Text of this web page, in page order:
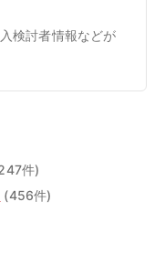
検討者情報などが
件)
(456件)